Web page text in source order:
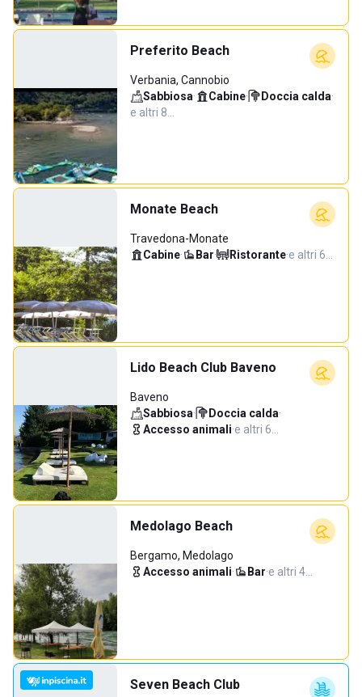
Preferito Beach
Verbania, Cannobio
Sabbiosa· Cabine· Doccia calda·
e altri 8…
Monate Beach
Travedona-Monate
Cabine· Bar· Ristorante·e altri 6…
Lido Beach Club Baveno
Baveno
Sabbiosa· Doccia calda·
Accesso animali·e altri 6…
Medolago Beach
Bergamo, Medolago
Accesso animali· Bar·e altri 4…
Seven Beach Club